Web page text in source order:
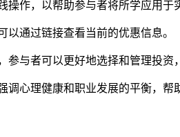
作，以帮助参与者将所学应用于
通过链接查看当前的优惠信息。
参与者可以更好地选择和管理投资
调心理健康和职业发展的平衡，帮